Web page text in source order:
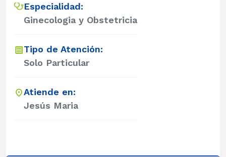
Especialidad:
Ginecologia y Obstetricia
Tipo de Atención:
Solo Particular
Atiende en:
Jesús Maria